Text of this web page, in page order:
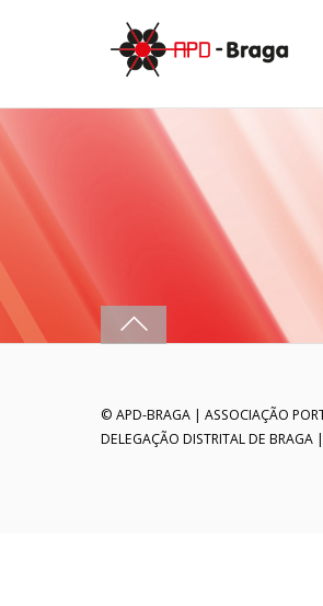
© APD-BRAGA | ASSOCIAÇÃO
DELEGAÇÃO DISTRITAL DE